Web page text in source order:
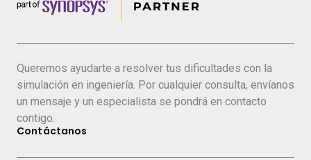
Queremos ayudarte a resolver tus dificultades con la
simulación en ingeniería. Por cualquier consulta, envíanos
un mensaje y un especialista se pondrá en contacto
contigo.
Contáctanos